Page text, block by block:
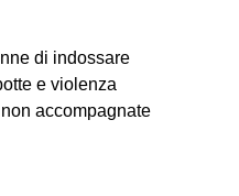
di indossare
e violenza
accompagnate